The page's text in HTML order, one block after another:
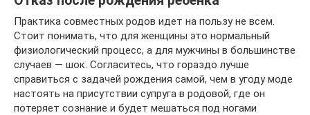
Практика совместных родов идет на пользу не всем.
Стоит понимать, что для женщины это нормальный
физиологический процесс, а для мужчины в большинстве
случаев — шок. Согласитесь, что гораздо лучше
справиться с задачей рождения самой, чем в угоду моде
настоять на присутствии супруга в родовой, где он
потеряет сознание и будет мешаться под ногами